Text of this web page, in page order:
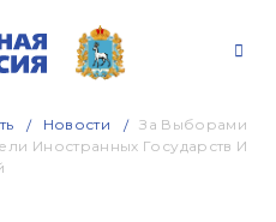
Новости
За Выборами
Иностранных Государств И